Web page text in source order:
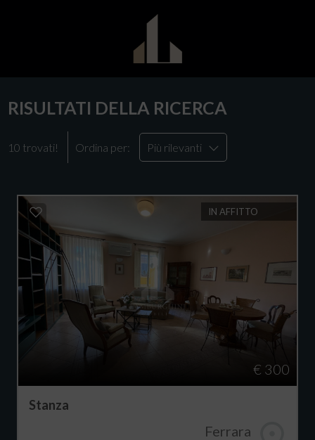
RISULTATI DELLA RICERCA
10 trovati! Ordina per: Più rilevanti
IN AFFITTO
€ 300
Stanza
Ferrara